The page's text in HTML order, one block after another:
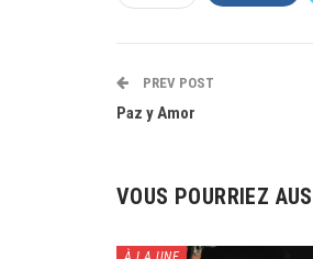
PREV POST
Paz y Amor
VOUS POURRIEZ